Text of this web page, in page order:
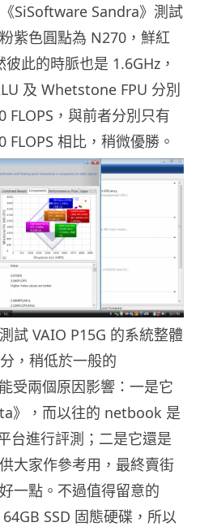
SiSoftware Sandra》測試
紫色圓點為 N270，鮮紅
此的時脈也是 1.6GHz，
及 Whetstone FPU 分別
FLOPS，與前者分別只有
相比，稍微優勝。
試 VAIO P15G 的系統整體
，稍低於一般的
受兩個原因影響：一是它
》，而以往的 netbook 是
台進行評測；二是它還是
大家作參考用，最終賣街
一點。不過值得留意的
SSD 固態硬碟，所以